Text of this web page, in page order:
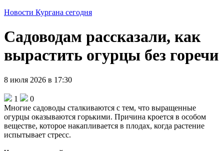
Новости Кургана сегодня
Садоводам рассказали, как
вырастить огурцы без горечи
8 июля 2026 в 17:30
1
0
Многие садоводы сталкиваются с тем, что выращенные
огурцы оказываются горькими. Причина кроется в особом
веществе, которое накапливается в плодах, когда растение
испытывает стресс.